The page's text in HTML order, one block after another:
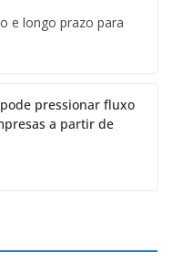
e longo prazo para
pressionar fluxo
a partir de